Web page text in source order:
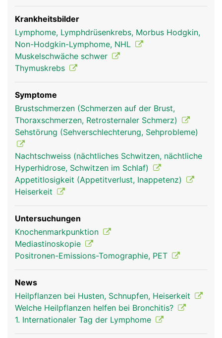
Der Thymus ist wesentlich für den Aufbau und die
Prägung der körpereigenen Abwehr
(Immunsystem) verantwortlich. In ihm werden
bestimmte Abwehrzellen - die T-Lymphozyten, die
zu den weissen Blutkörperchen gehören -
produziert und auf ihre Aufgabe vorbereitet.
Knochenmark, die Lymphknoten und die Milz. Der
Thymus produziert ausserdem Thymushormone,
die unter anderem das Körperwachstum, den
Knochenstoffwechsel und den Energiehaushalt
unterstützen. Schon den alten Griechen war
bekannt, dass die Thymusdrüse die
"Lebensenergie" steuert: Das griechische Wort
"thymos" bedeutet Lebensenergie.
Thymusdrüse Frau
Thymusdrüse
Mann
Krankheitsbilder
Lymphome, Lymphdrüsenkrebs, Morbus Hodgkin,
Non-Hodgkin-Lymphome, NHL
Muskelschwäche schwer
Thymuskrebs
Symptome
Brustschmerzen (Schmerzen auf der Brust,
Thoraxschmerzen, Retrosternaler Schmerz)
Sehstörung (Sehverschlechterung, Sehprobleme)
Nachtschweiss (nächtliches Schwitzen, nächtliche
Hyperhidrose, Schwitzen im Schlaf)
Appetitlosigkeit (Appetitverlust, Inappetenz)
Heiserkeit
Untersuchungen
Knochenmarkpunktion
Mediastinoskopie
Positronen-Emissions-Tomographie, PET
News
Heilpflanzen bei Husten, Schnupfen, Heiserkeit
Welche Heilpflanzen helfen bei Bronchitis?
1. Internationaler Tag der Lymphome